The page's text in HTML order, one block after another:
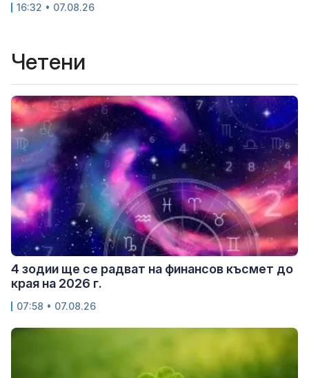
16:32 • 07.08.26
Четени
4 зодии ще се радват на финансов късмет до
края на 2026 г.
07:58 • 07.08.26